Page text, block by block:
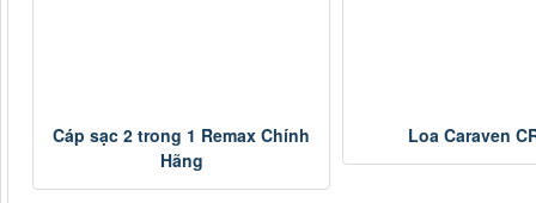
Cáp sạc 2 trong 1 Remax Chính
Hãng
Loa Caraven